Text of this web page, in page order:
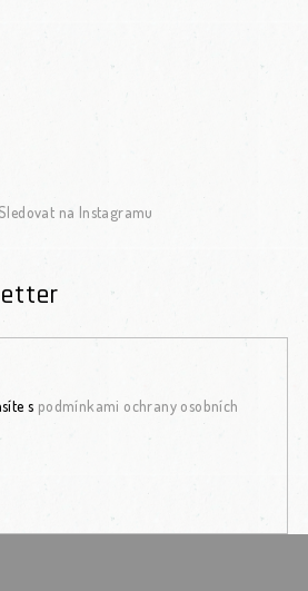
Sledovat na Instagramu
s podmínkami ochrany osobních